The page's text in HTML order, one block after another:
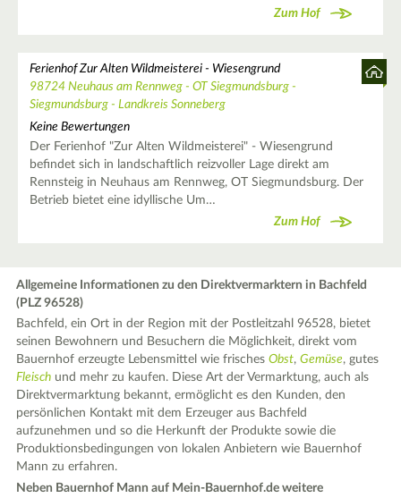
Zum Hof
Ferienhof Zur Alten Wildmeisterei - Wiesengrund
98724 Neuhaus am Rennweg - OT Siegmundsburg -
Siegmundsburg - Landkreis Sonneberg
Keine Bewertungen
Der Ferienhof "Zur Alten Wildmeisterei" - Wiesengrund
befindet sich in landschaftlich reizvoller Lage direkt am
Rennsteig in Neuhaus am Rennweg, OT Siegmundsburg. Der
Betrieb bietet eine idyllische Um…
Zum Hof
Allgemeine Informationen zu den Direktvermarktern in Bachfeld
(PLZ 96528)
Bachfeld, ein Ort in der Region mit der Postleitzahl 96528, bietet
seinen Bewohnern und Besuchern die Möglichkeit, direkt vom
Bauernhof erzeugte Lebensmittel wie frischesObst,Gemüse, gutes
Fleisch und mehr zu kaufen. Diese Art der Vermarktung, auch als
Direktvermarktung bekannt, ermöglicht es den Kunden, den
persönlichen Kontakt mit dem Erzeuger aus Bachfeld
aufzunehmen und so die Herkunft der Produkte sowie die
Produktionsbedingungen von lokalen Anbietern wie Bauernhof
Mann zu erfahren.
Neben Bauernhof Mann auf Mein-Bauernhof.de weitere